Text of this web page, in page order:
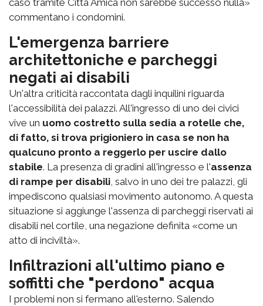
caso tramite Città Amica non sarebbe successo nulla»
commentano i condomini.
L'emergenza barriere
architettoniche e parcheggi
negati ai disabili
Un'altra criticità raccontata dagli inquilini riguarda
l'accessibilità dei palazzi. All'ingresso di uno dei civici
vive un uomo costretto sulla sedia a rotelle che,
di fatto, si trova prigioniero in casa se non ha
qualcuno pronto a reggerlo per uscire dallo
stabile. La presenza di gradini all'ingresso e l'assenza
di rampe per disabili, salvo in uno dei tre palazzi, gli
impediscono qualsiasi movimento autonomo. A questa
situazione si aggiunge l'assenza di parcheggi riservati ai
disabili nel cortile, una negazione definita «come un
atto di inciviltà».
Infiltrazioni all'ultimo piano e
soffitti che "perdono" acqua
I problemi non si fermano all'esterno. Salendo